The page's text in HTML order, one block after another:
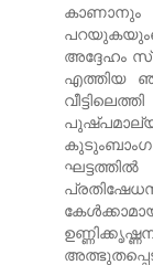
കാണാനും
അദ്ദേഹം
എത്തിയ